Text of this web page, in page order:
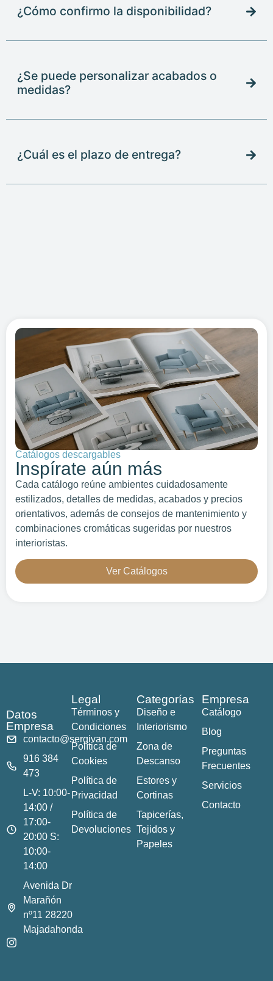
¿Cómo confirmo la disponibilidad?
¿Se puede personalizar acabados o
medidas?
¿Cuál es el plazo de entrega?
Catálogos descargables
Inspírate aún más
Cada catálogo reúne ambientes cuidadosamente
estilizados, detalles de medidas, acabados y precios
orientativos, además de consejos de mantenimiento y
combinaciones cromáticas sugeridas por nuestros
interioristas.
Ver Catálogos
Datos
Empresa
contacto@sergivan.com
916 384
473
L-V: 10:00-
14:00 /
17:00-
20:00 S:
10:00-
14:00
Avenida Dr
Marañón
nº11 28220
Majadahonda
Categorías
Diseño e
Interiorismo
Zona de
Descanso
Estores y
Cortinas
Tapicerías,
Tejidos y
Papeles
Empresa
Catálogo
Blog
Preguntas
Frecuentes
Servicios
Contacto
Legal
Términos y
Condiciones
Política de
Cookies
Política de
Privacidad
Política de
Devoluciones